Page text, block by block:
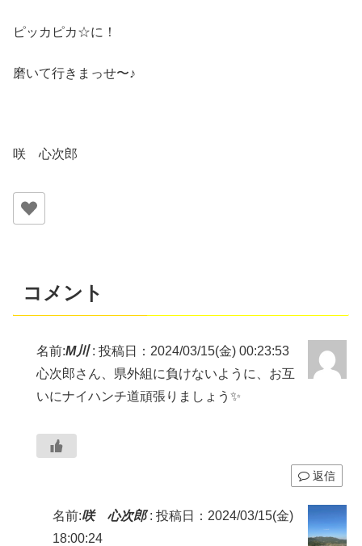
ピッカピカ☆に！
磨いて行きまっせ〜♪
咲 心次郎
コメント
名前:M川: 投稿日：2024/03/15(金) 00:23:53
心次郎さん、県外組に負けないように、お互
いにナイハンチ道頑張りましょう✨
返信
名前:咲 心次郎: 投稿日：2024/03/15(金)
18:00:24